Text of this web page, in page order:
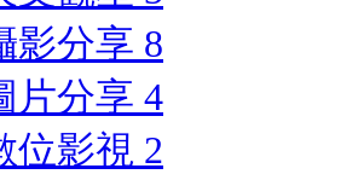
影分享 8
片分享 4
位影視 2